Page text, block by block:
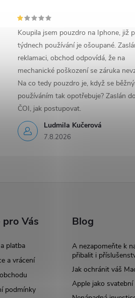
Ludmila Kučerová
7.8.2026
Koupila jsem pouzdro na Iphone, již
týdnech používání je ošoupané.
reklamaci, obchod odpovídá, že na
mechanické poškození se záruka
Na co tedy pouzdro je, když se
používáním tak opotřebuje? Zaslán
ČOI, jak postupovat.
Vás
platba
a vrácení
podmínky
Blog
A nezapomeňte k
přibalit i
Jak ochránit váš
Apple jako svatební